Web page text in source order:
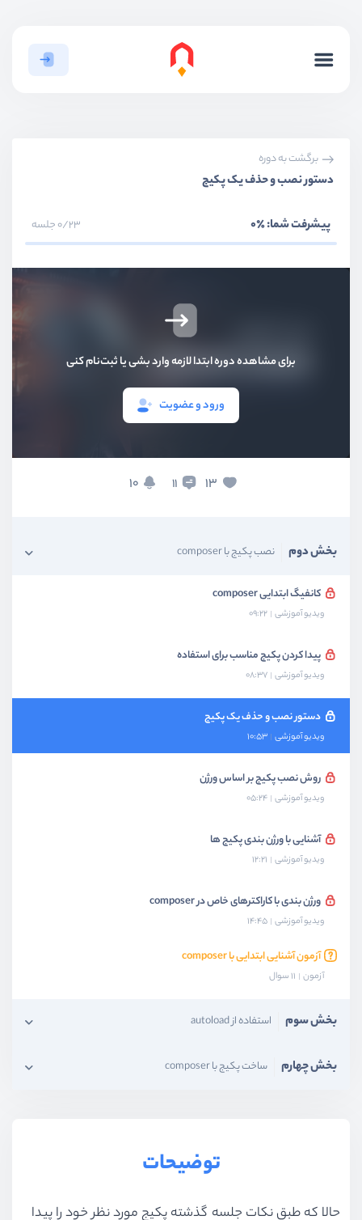
برگشت به دوره
دستور نصب و حذف یک پکیج
پیشرفت شما:٪0 0/23 جلسه
برای مشاهده دوره ابتدا لازمه وارد بشی یا ثبت‌نام کنی
ورود و عضویت
13
11
10
بخش دوم نصب پکیج با composer
کانفیگ ابتدایی composer
ویدیو آموزشی 09:22
پیدا کردن پکیج مناسب برای استفاده
ویدیو آموزشی 08:37
دستور نصب و حذف یک پکیج
ویدیو آموزشی 10:53
روش نصب پکیج بر اساس ورژن
ویدیو آموزشی 05:24
آشنایی با ورژن بندی پکیج ها
ویدیو آموزشی 12:21
ورژن بندی با کاراکترهای خاص در composer
ویدیو آموزشی 14:45
آزمون آشنایی ابتدایی با composer
آزمون 11 سوال
بخش سوم استفاده از autoload
بخش چهارم ساخت پکیج با composer
توضیحات
حالا که طبق نکات جلسه گذشته پکیج مورد نظر خود را پیدا